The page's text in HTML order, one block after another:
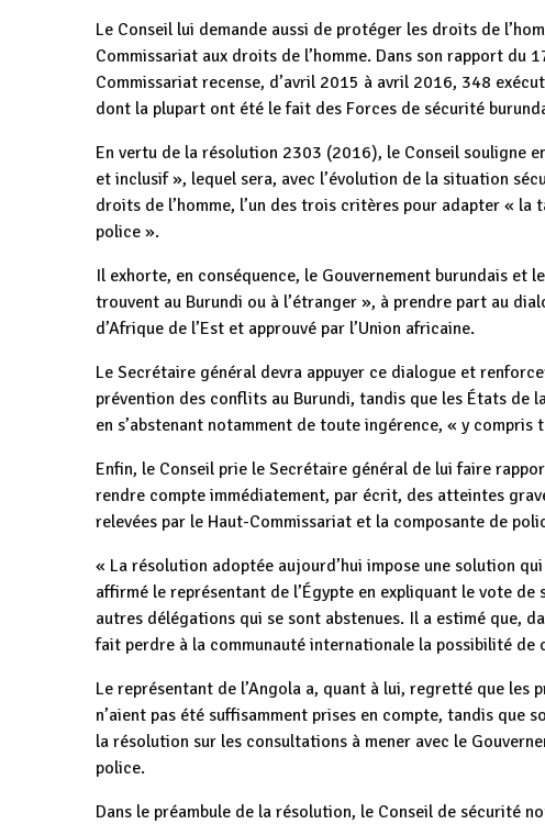
Le Conseil lui demande aussi de protéger les droits de
Commissariat aux droits de l’homme. Dans son rapport
Commissariat recense, d’avril 2015 à avril 2016, 348
dont la plupart ont été le fait des Forces de sécurité
En vertu de la résolution 2303 (2016), le Conseil souligne
et inclusif », lequel sera, avec l’évolution de la situation
droits de l’homme, l’un des trois critères pour adapter «
police ».
Il exhorte, en conséquence, le Gouvernement burundais et
trouvent au Burundi ou à l’étranger », à prendre part au
d’Afrique de l’Est et approuvé par l’Union africaine.
Le Secrétaire général devra appuyer ce dialogue et
prévention des conflits au Burundi, tandis que les États de
en s’abstenant notamment de toute ingérence, « y
Enfin, le Conseil prie le Secrétaire général de lui faire
rendre compte immédiatement, par écrit, des atteintes
relevées par le Haut-Commissariat et la composante de
« La résolution adoptée aujourd’hui impose une solution
affirmé le représentant de l’Égypte en expliquant le vote
autres délégations qui se sont abstenues. Il a estimé que,
fait perdre à la communauté internationale la possibilité de
Le représentant de l’Angola a, quant à lui, regretté que les
n’aient pas été suffisamment prises en compte, tandis que
la résolution sur les consultations à mener avec le
police.
Dans le préambule de la résolution, le Conseil de sécurité